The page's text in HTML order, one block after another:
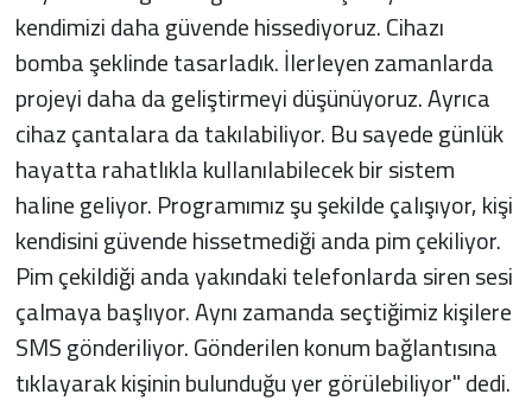
kendimizi daha güvende hissediyoruz. Cihazı
bomba şeklinde tasarladık. İlerleyen zamanlarda
projeyi daha da geliştirmeyi düşünüyoruz. Ayrıca
cihaz çantalara da takılabiliyor. Bu sayede günlük
hayatta rahatlıkla kullanılabilecek bir sistem
haline geliyor. Programımız şu şekilde çalışıyor, kişi
kendisini güvende hissetmediği anda pim çekiliyor.
Pim çekildiği anda yakındaki telefonlarda siren sesi
çalmaya başlıyor. Aynı zamanda seçtiğimiz kişilere
SMS gönderiliyor. Gönderilen konum bağlantısına
tıklayarak kişinin bulunduğu yer görülebiliyor" dedi.